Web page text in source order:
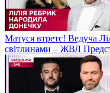
Матуся втретє! Ведуча
світлинами – ЖВЛ